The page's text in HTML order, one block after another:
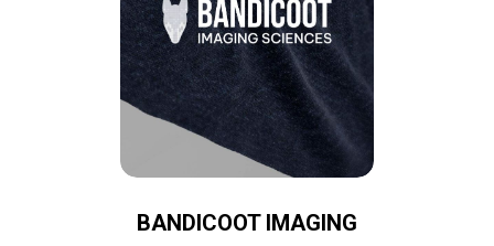
BANDICOOT IMAGING